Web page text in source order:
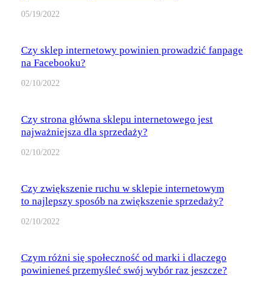
05/19/2022
Czy sklep internetowy powinien prowadzić fanpage
na Facebooku?
02/10/2022
Czy strona główna sklepu internetowego jest
najważniejsza dla sprzedaży?
02/10/2022
Czy zwiększenie ruchu w sklepie internetowym
to najlepszy sposób na zwiększenie sprzedaży?
02/10/2022
Czym różni się społeczność od marki i dlaczego
powinieneś przemyśleć swój wybór raz jeszcze?